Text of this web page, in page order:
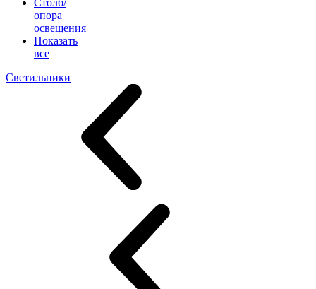
Столб/
опора
освещения
Показать
все
Светильники